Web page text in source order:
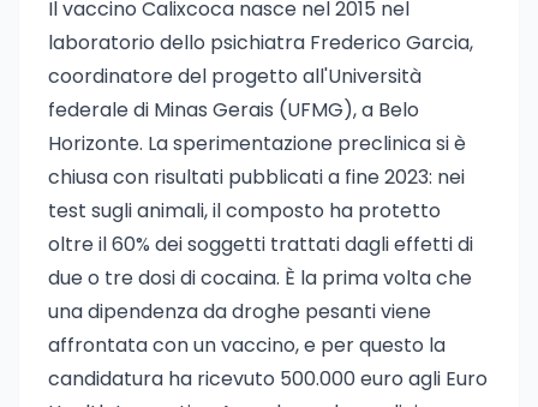
Il vaccino Calixcoca nasce nel 2015 nel
laboratorio dello psichiatra Frederico Garcia,
coordinatore del progetto all'Università
federale di Minas Gerais (UFMG), a Belo
Horizonte. La sperimentazione preclinica si è
chiusa con risultati pubblicati a fine 2023: nei
test sugli animali, il composto ha protetto
oltre il 60% dei soggetti trattati dagli effetti di
due o tre dosi di cocaina. È la prima volta che
una dipendenza da droghe pesanti viene
affrontata con un vaccino, e per questo la
candidatura ha ricevuto 500.000 euro agli Euro